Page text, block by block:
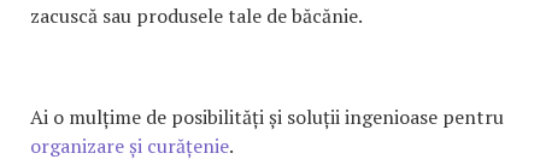
zacuscă sau produsele tale de băcănie.
Ai o mulțime de posibilități și soluții ingenioase pentru
organizare și curățenie.